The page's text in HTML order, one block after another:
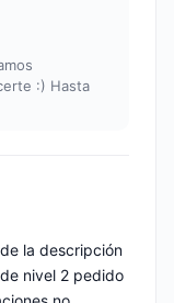
:) Hasta
la descripción
nivel 2 pedido